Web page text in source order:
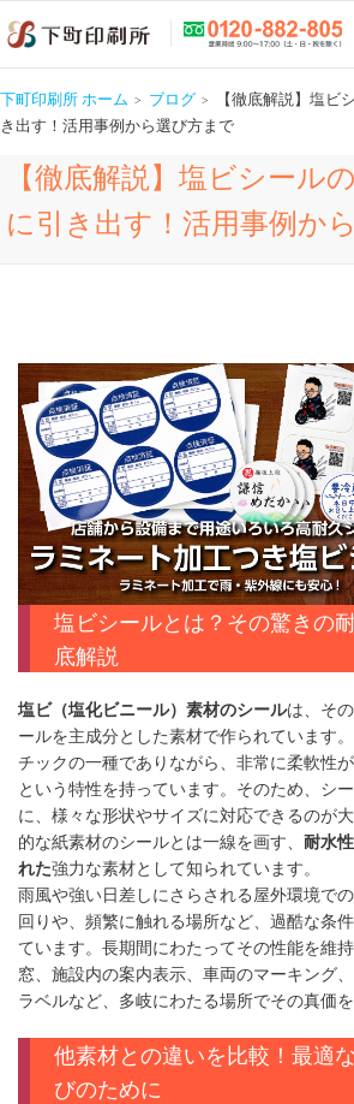
下町印刷所 ホーム ブログ
【徹底解説】塩ビ
き出す！活用事例から選び方まで
【徹底解説】塩ビシール
に引き出す！活用事例か
塩ビシールとは？その驚きの
底解説
塩ビ（塩化ビニール）素材のシールは、そ
ールを主成分とした素材で作られています
チックの一種でありながら、非常に柔軟性
という特性を持っています。そのため、シ
に、様々な形状やサイズに対応できるのが
的な紙素材のシールとは一線を画す、 耐水
れた強力な素材として知られています。
雨風や強い日差しにさらされる屋外環境で
回りや、頻繁に触れる場所など、過酷な条
ています。長期間にわたってその性能を維
窓、施設内の案内表示、車両のマーキング
ラベルなど、多岐にわたる場所でその真価を
他素材との違いを比較！最適
びのために